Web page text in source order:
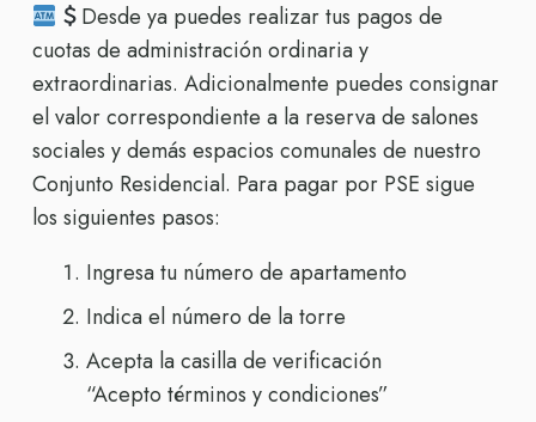
Desde ya puedes realizar tus pagos de
cuotas de administración ordinaria y
extraordinarias. Adicionalmente puedes consignar
el valor correspondiente a la reserva de salones
sociales y demás espacios comunales de nuestro
Conjunto Residencial. Para pagar por PSE sigue
los siguientes pasos:
Ingresa tu número de apartamento
Indica el número de la torre
Acepta la casilla de verificación
“Acepto términos y condiciones”